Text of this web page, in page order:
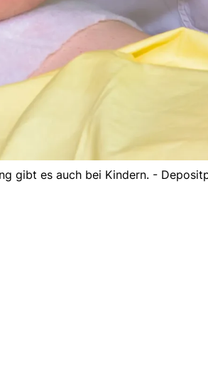
gibt es auch bei Kindern. -